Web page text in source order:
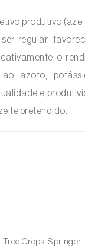
produtivo
regular,
o
ao azoto,
e
pretendido.
Crops. Springer